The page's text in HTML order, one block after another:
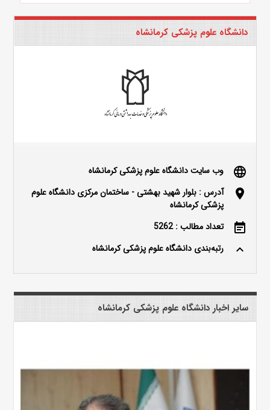
دانشگاه علوم پزشکی کرمانشاه
language وب سایت دانشگاه علوم پزشکی کرمانشاه
location_on
آدرس : بلوار شهید بهشتی - ساختمان مرکزی دانشگاه علوم
پزشکی کرمانشاه
event_note تعداد مطالب : 5262
keyboard_arrow_up رتبه‌بندی دانشگاه علوم پزشکی کرمانشاه
سایر اخبار دانشگاه علوم پزشکی کرمانشاه